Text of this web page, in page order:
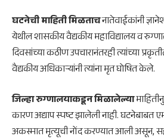
घटनेची माहिती मिळताचनातेवाईकांनी
येथील शासकीय वैद्यकीय महाविद्यालय व
दिवसांच्या कठीण उपचारानंतरही त्यांच्या
वैद्यकीय अधिकाऱ्यांनी त्यांना मृत घोषित केले.
जिल्हा रुग्णालयाकडून मिळालेल्या
कारण अद्याप स्पष्ट झालेली नाही. घटनेबाबत
अकस्मात मृत्यूची नोंद करण्यात आली असून,